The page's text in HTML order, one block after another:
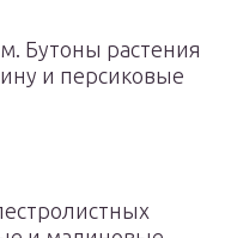
Бутоны растения
и персиковые